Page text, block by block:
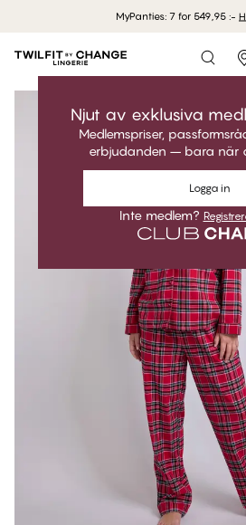
MyPanties: 7 for 549,95 :-
Njut av exklusiva
Medlemspriser,
erbjudanden – bara när
Logga in
Inte medlem?